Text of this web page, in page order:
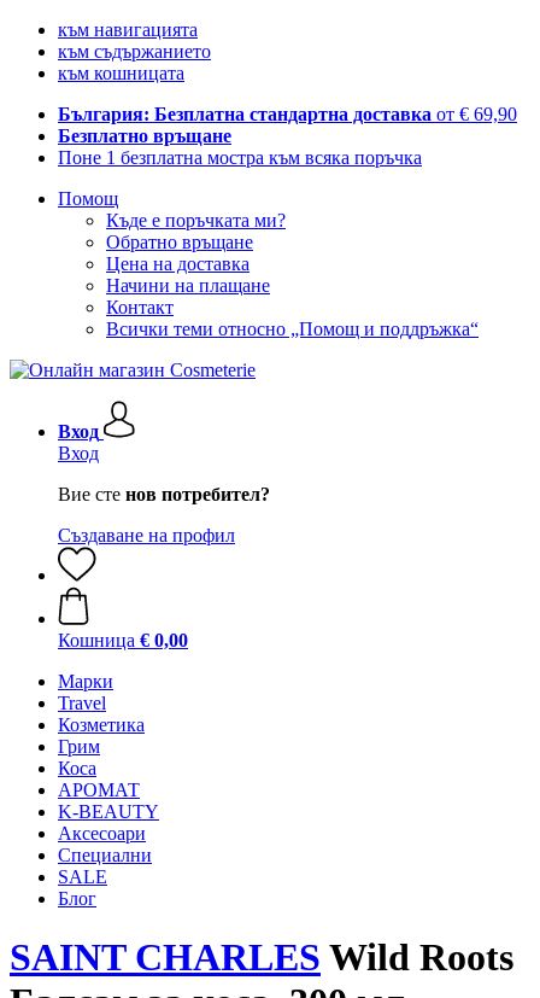
към навигацията
към съдържанието
към кошницата
България: Безплатна стандартна доставка от € 69,90
Безплатно връщане
Поне 1 безплатна мостра към всяка поръчка
Помощ
Къде е поръчката ми?
Обратно връщане
Цена на доставка
Начини на плащане
Контакт
Всички теми относно „Помощ и поддръжка“
Вход
Вход
Вие сте нов потребител?
Създаване на профил
Кошница € 0,00
Mарки
Travel
Козметика
Грим
Коса
АРОМАТ
K-BEAUTY
Аксесоари
Специални
SALE
Блог
SAINT CHARLES Wild Roots